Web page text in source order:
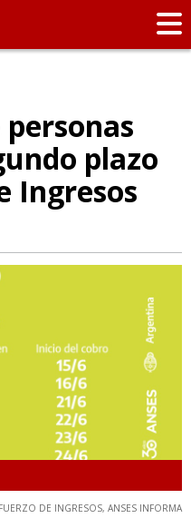
plazo
Ingresos
DE INGRESOS, ANSES INFORMA